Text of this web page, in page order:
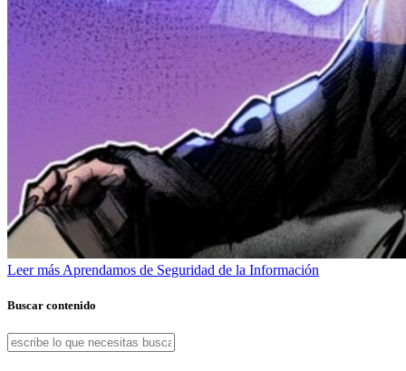
Leer más Aprendamos de Seguridad de la Información
Buscar contenido